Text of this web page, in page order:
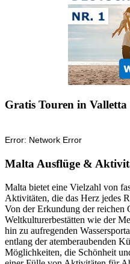
Gratis Touren in Valletta
Malta Ausflüge &
Malta bietet eine Vielzahl von
Aktivitäten, die das Herz jedes
Von der Erkundung der reichen
Weltkulturerbestätten wie der
hin zu aufregenden
entlang der atemberaubenden
Möglichkeiten, die Schönheit